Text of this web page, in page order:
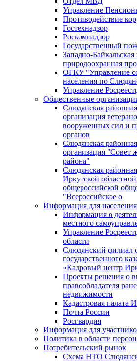
Управление
Противодействие
Гостехнадзор
Роскомнадзор
Государственный
Западно-
природоохранная
ОГКУ "Управление
населения по
Управление
Общественные
Слюдянская
организация
вооруженных сил и
органов
Слюдянская
организация "Совет
района"
Слюдянская
Иркутской
общероссийской
"Всероссийское о
Информация для населения
Информация о
местного
Управление
области
Слюдянский филиал
государственного
«Кадровый центр
Проекты решения о
правообладателя
недвижимости
Кадастровая палата
Почта России
Росгвардия
Информация для
Политика в области
Потребительский рынок
Схема НТО